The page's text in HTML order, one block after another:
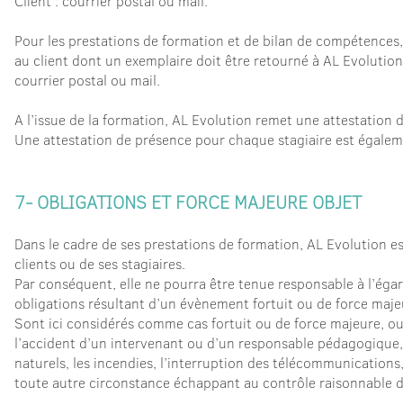
Pour les prestations de formation et de bilan de
au client dont un exemplaire doit être retourné à AL
courrier postal ou mail.
A l’issue de la formation, AL Evolution remet une attestation
Une attestation de présence pour chaque stagiaire est
7- OBLIGATIONS ET FORCE MAJEURE OBJET
Dans le cadre de ses prestations de formation, AL Evolution
clients ou de ses stagiaires.
Par conséquent, elle ne pourra être tenue responsable à
obligations résultant d’un évènement fortuit ou de force
Sont ici considérés comme cas fortuit ou de force majeure,
l’accident d’un intervenant ou d’un responsable
naturels, les incendies, l’interruption des
toute autre circonstance échappant au contrôle raisonnable